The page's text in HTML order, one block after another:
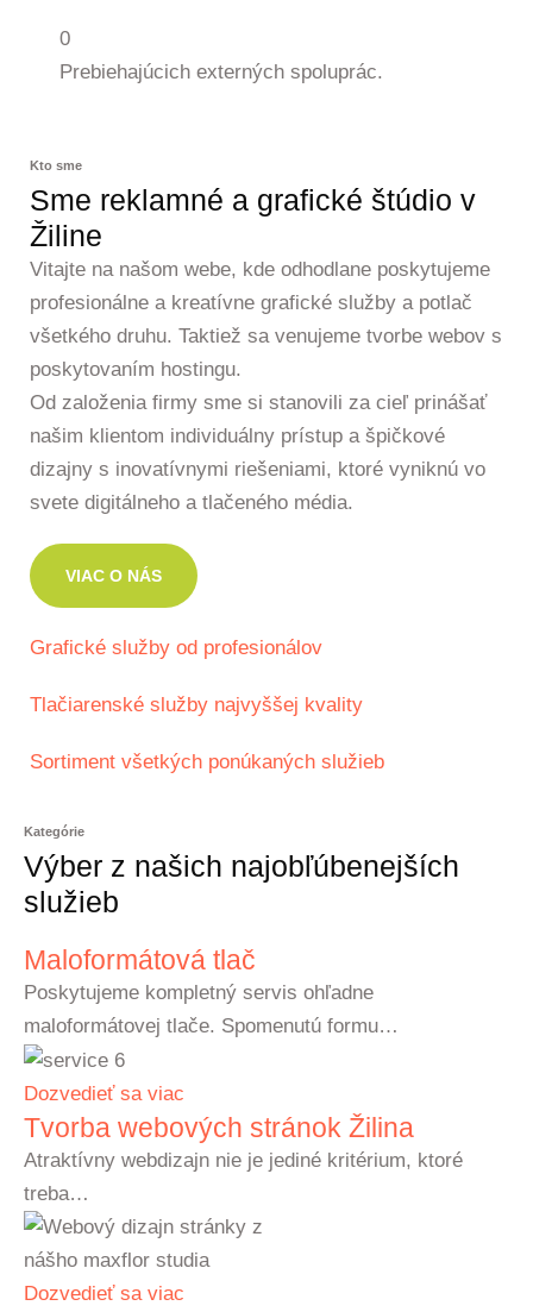
0
Prebiehajúcich externých spoluprác.
Kto sme
Sme reklamné a grafické štúdio v
Žiline
Vitajte na našom webe, kde odhodlane poskytujeme
profesionálne a kreatívne grafické služby a potlač
všetkého druhu. Taktiež sa venujeme tvorbe webov s
poskytovaním hostingu.
Od založenia firmy sme si stanovili za cieľ prinášať
našim klientom individuálny prístup a špičkové
dizajny s inovatívnymi riešeniami, ktoré vyniknú vo
svete digitálneho a tlačeného média.
VIAC O NÁS
Grafické služby od profesionálov
Tlačiarenské služby najvyššej kvality
Sortiment všetkých ponúkaných služieb
Kategórie
Výber z našich najobľúbenejších
služieb
Maloformátová tlač
Poskytujeme kompletný servis ohľadne
maloformátovej tlače. Spomenutú formu…
Dozvedieť sa viac
Tvorba webových stránok Žilina
Atraktívny webdizajn nie je jediné kritérium, ktoré
treba…
Dozvedieť sa viac